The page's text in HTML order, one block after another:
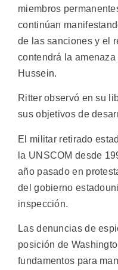
miembros
continúan
de las sanciones y el
contendrá la
Hussein.
Ritter observó en su
sus objetivos de
El militar retirado
la UNSCOM desde
año pasado en
del gobierno
inspección.
Las denuncias de
posición de
fundamentos para